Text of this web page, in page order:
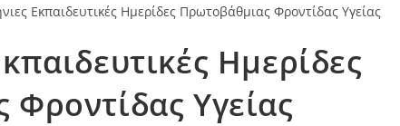
Ημερίδες
Υγείας